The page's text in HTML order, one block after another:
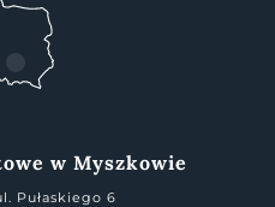
w Myszkowie
Pułaskiego 6